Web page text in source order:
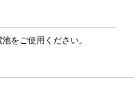
をご使用ください。